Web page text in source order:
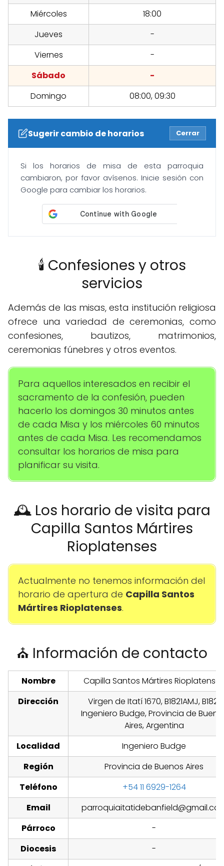
Miércoles
18:00
Jueves
-
Viernes
-
Sábado
-
Domingo
08:00, 09:30
Sugerir cambio de horarios Cerrar
Si los horarios de misa de esta parroquia
cambiaron, por favor avísenos. Inicie sesión con
Google para cambiar los horarios.
🕯️ Confesiones y otros
servicios
Además de las misas, esta institución religiosa
ofrece una variedad de ceremonias, como
confesiones, bautizos, matrimonios,
ceremonias fúnebres y otros eventos.
Para aquellos interesados en recibir el
sacramento de la confesión, pueden
hacerlo los domingos 30 minutos antes
de cada Misa y los miércoles 60 minutos
antes de cada Misa. Les recomendamos
consultar los horarios de misa para
planificar su visita.
🕰️ Los horario de visita para
Capilla Santos Mártires
Rioplatenses
Actualmente no tenemos información del
horario de apertura de Capilla Santos
Mártires Rioplatenses.
⛪ Información de contacto
Nombre
Capilla Santos Mártires Rioplatenses
Dirección
Virgen de Itatí 1670, B1821AMJ, B1821
Ingeniero Budge, Provincia de
Aires, Argentina
Localidad
Ingeniero Budge
Región
Provincia de Buenos Aires
Teléfono
+54 11 6929-1264
Email
Párroco
-
Diocesis
-